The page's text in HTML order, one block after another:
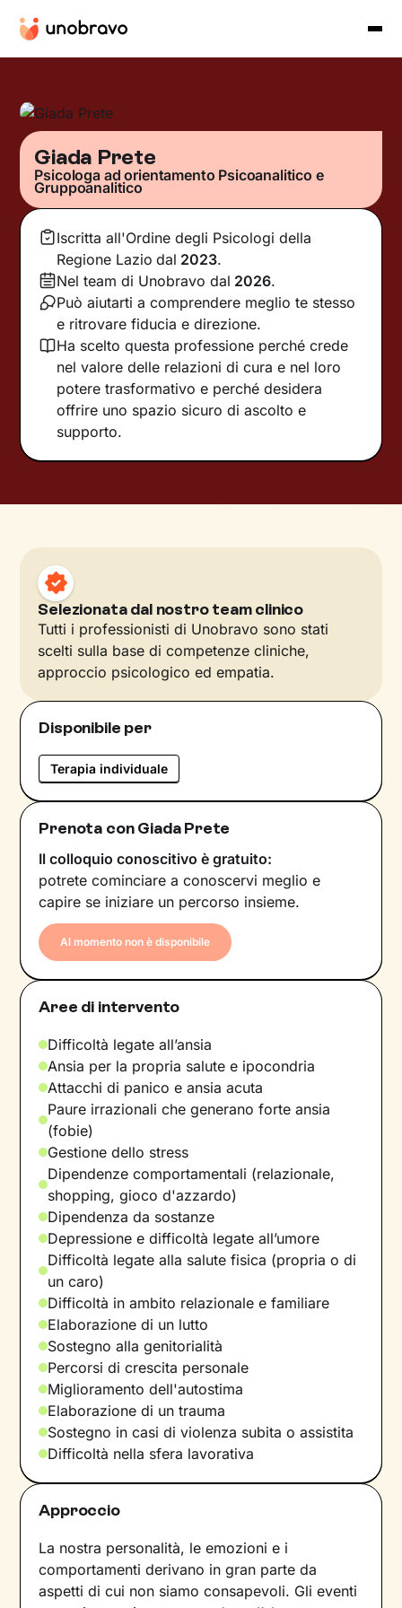
Giada Prete
Psicologa ad orientamento Psicoanalitico e
Gruppoanalitico
Iscritta all'Ordine degli Psicologi della
Regione Lazio dal 2023.
Nel team di Unobravo dal 2026.
Può aiutarti a comprendere meglio te stesso
e ritrovare fiducia e direzione.
Ha scelto questa professione perché crede
nel valore delle relazioni di cura e nel loro
potere trasformativo e perché desidera
offrire uno spazio sicuro di ascolto e
supporto.
Selezionata dal nostro team clinico
Tutti i professionisti di Unobravo sono stati
scelti sulla base di competenze cliniche,
approccio psicologico ed empatia.
Disponibile per
Terapia individuale
Prenota con Giada Prete
Il colloquio conoscitivo è gratuito:
potrete cominciare a conoscervi meglio e
capire se iniziare un percorso insieme.
Al momento non è disponibile
Aree di intervento
Difficoltà legate all’ansia
Ansia per la propria salute e ipocondria
Attacchi di panico e ansia acuta
Paure irrazionali che generano forte ansia
(fobie)
Gestione dello stress
Dipendenze comportamentali (relazionale,
shopping, gioco d'azzardo)
Dipendenza da sostanze
Depressione e difficoltà legate all’umore
Difficoltà legate alla salute fisica (propria o di
un caro)
Difficoltà in ambito relazionale e familiare
Elaborazione di un lutto
Sostegno alla genitorialità
Percorsi di crescita personale
Miglioramento dell'autostima
Elaborazione di un trauma
Sostegno in casi di violenza subita o assistita
Difficoltà nella sfera lavorativa
Approccio
La nostra personalità, le emozioni e i
comportamenti derivano in gran parte da
aspetti di cui non siamo consapevoli. Gli eventi